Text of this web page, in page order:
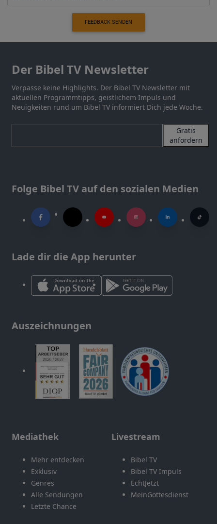
FEEDBACK SENDEN
Der Bibel TV Newsletter
Verpasse keine Highlights. Der Bibel TV Newsletter mit
aktuellen Programmtipps, geistlichem Impuls und
Neuigkeiten rund um Bibel TV informiert Dich jede Woche.
Gratis
anfordern
Folge Bibel TV auf den sozialen Medien
Lade dir die App herunter
Auszeichnungen
Mediathek
Mehr entdecken
Exklusiv
Genres
Alle Sendungen
Letzte Chance
Livestream
Bibel TV
Bibel TV Impuls
EchtJetzt
MeinGottesdienst